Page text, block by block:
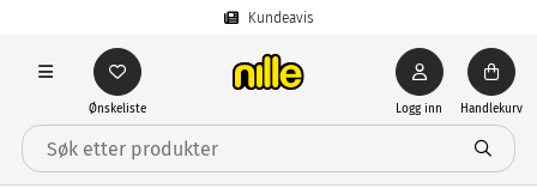
Kundeavis
Ønskeliste Logg inn Handlekurv